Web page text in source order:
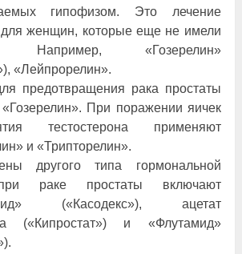
гипофизом. Это лечение
женщин, которые еще не имели
Например, «Гозерелин»
«Лейпрорелин».
предотвращения рака простаты
«Гозерелин». При поражении яичек
тестостерона применяют
и «Трипторелин».
другого типа гормональной
раке простаты включают
(«Касодекс»), ацетат
(«Кипростат») и «Флутамид»